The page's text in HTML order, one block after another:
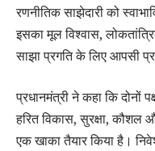
रणनीतिक साझेदारी को
इसका मूल विश्वास,
साझा प्रगति के लिए आपसी
प्रधानमंत्री ने कहा कि दोनों
हरित विकास, सुरक्षा, कौशल
एक खाका तैयार किया है।